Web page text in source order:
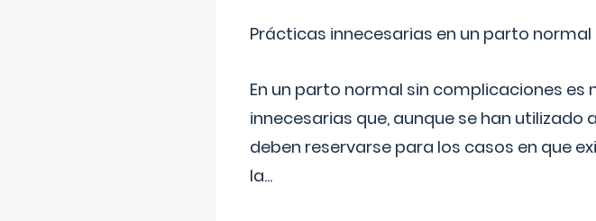
Prácticas innecesarias en un parto normal
En un parto normal sin complicaciones
innecesarias que, aunque se han
deben reservarse para los casos en que
la...